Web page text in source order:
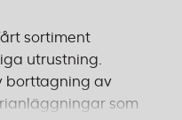
sortiment
utrustning.
borttagning av
som